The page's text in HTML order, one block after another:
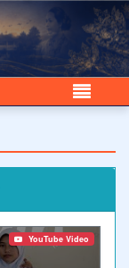
YouTube Video